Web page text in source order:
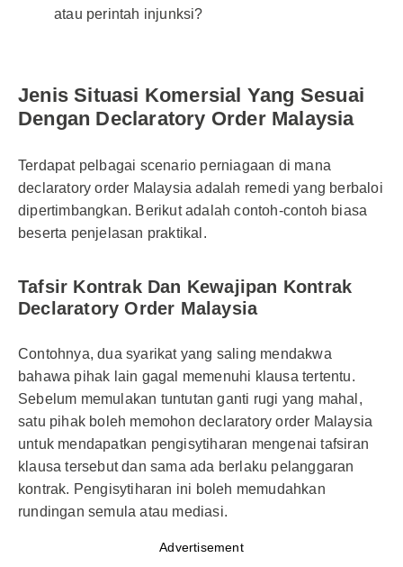
atau perintah injunksi?
Jenis Situasi Komersial Yang Sesuai
Dengan Declaratory Order Malaysia
Terdapat pelbagai scenario perniagaan di mana
declaratory order Malaysia adalah remedi yang berbaloi
dipertimbangkan. Berikut adalah contoh-contoh biasa
beserta penjelasan praktikal.
Tafsir Kontrak Dan Kewajipan Kontrak
Declaratory Order Malaysia
Contohnya, dua syarikat yang saling mendakwa
bahawa pihak lain gagal memenuhi klausa tertentu.
Sebelum memulakan tuntutan ganti rugi yang mahal,
satu pihak boleh memohon declaratory order Malaysia
untuk mendapatkan pengisytiharan mengenai tafsiran
klausa tersebut dan sama ada berlaku pelanggaran
kontrak. Pengisytiharan ini boleh memudahkan
rundingan semula atau mediasi.
Advertisement